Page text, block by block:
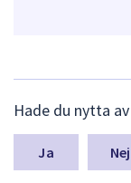
ä
m
a
Hade du nytta
Nej